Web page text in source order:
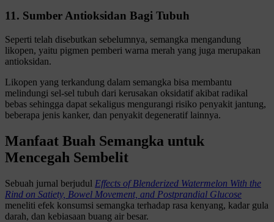
11. Sumber Antioksidan Bagi Tubuh
Seperti telah disebutkan sebelumnya, semangka mengandung
likopen, yaitu pigmen pemberi warna merah yang juga merupakan
antioksidan.
Likopen yang terkandung dalam semangka bisa membantu
melindungi sel-sel tubuh dari kerusakan oksidatif akibat radikal
bebas sehingga dapat sekaligus mengurangi risiko penyakit jantung,
beberapa jenis kanker, dan penyakit degeneratif lainnya.
Manfaat Buah Semangka untuk
Mencegah Sembelit
Sebuah jurnal berjudul Effects of Blenderized Watermelon With the
Rind on Satiety, Bowel Movement, and Postprandial Glucose
meneliti efek konsumsi semangka terhadap rasa kenyang, kadar gula
darah, dan kebiasaan buang air besar.